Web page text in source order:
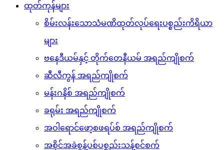
ထုတ်ကုန်များ
စိမ်းလန်းသောသံမဏိထုတ်လုပ်ရေးပစ္စည်းကိရိယာ
များ
ဗနေဒီယမ်နှင့် တိုက်တေနီယမ် အရည်ကျိုစက်
ဆီလီကွန် အရည်ကျိုစက်
မန်းဂနိစ် အရည်ကျိုစက်
ခရုမ်း အရည်ကျိုစက်
အဝါရောင်ဖော့စဖရပ်စ် အရည်ကျိုစက်
အစိုင်အခဲစွန့်ပစ်ပစ္စည်းသန့်စင်စက်